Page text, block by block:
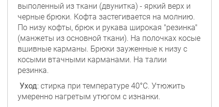
выполенный из ткани (двунитка) - яркий верх и
черные брюки. Кофта застегивается на молнию.
По низу кофты, брюк и рукава широкая "резинка"
(манжеты из основной ткани). На полочках косые
вшивные карманы. Брюки зауженные к низу с
косыми втачными карманами. На талии
резинка.
Уход: стирка при температуре 40°C. Утюжить
умеренно нагретым утюгом с изнанки.